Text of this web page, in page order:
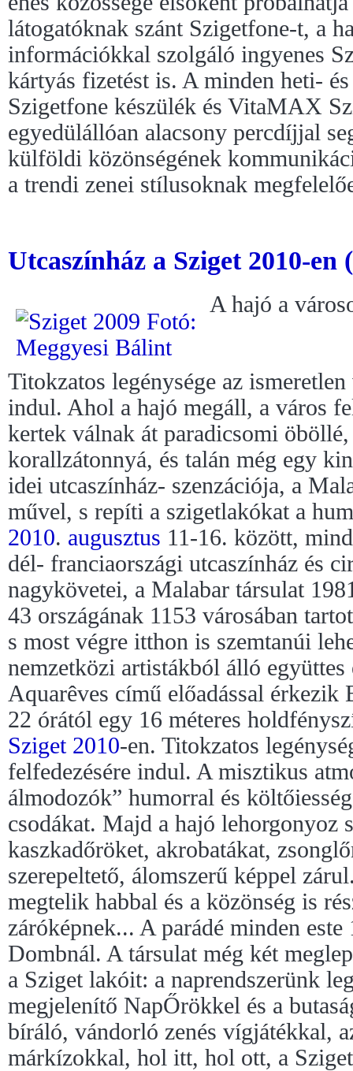
látogatóknak szánt Szigetfone-t, a
információkkal szolgáló ingyenes
kártyás fizetést is. A minden heti-
Szigetfone készülék és VitaMAX
egyedülállóan alacsony percdíjjal
külföldi közönségének
a trendi zenei stílusoknak
Utcaszínház a Sziget 2010-en
A hajó a
Titokzatos legénysége az
indul. Ahol a hajó megáll, a város
kertek válnak át paradicsomi
korallzátonnyá, és talán még egy
idei utcaszínház- szenzációja, a
művel, s repíti a szigetlakókat a
2010. augusztus 11-16. között,
dél- franciaországi utcaszínház és
nagykövetei, a Malabar társulat
43 országának 1153 városában
s most végre itthon is szemtanúi
nemzetközi artistákból álló együttes
Aquarêves című előadással érkezik
22 órától egy 16 méteres
Sziget 2010-en. Titokzatos
felfedezésére indul. A misztikus
álmodozók” humorral és
csodákat. Majd a hajó lehorgonyoz
kaszkadőröket, akrobatákat,
szerepeltető, álomszerű képpel
megtelik habbal és a közönség is
záróképnek... A parádé minden
Dombnál. A társulat még két
a Sziget lakóit: a naprendszerünk
megjelenítő NapŐrökkel és a
bíráló, vándorló zenés vígjátékkal,
márkízokkal, hol itt, hol ott, a